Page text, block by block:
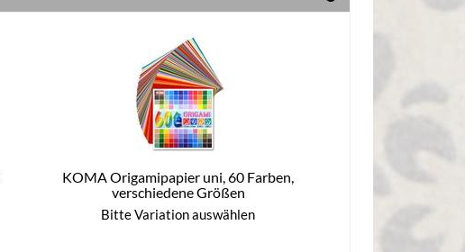
KOMA Origamipapier uni, 60 Farben,
verschiedene Größen
Bitte Variation auswählen